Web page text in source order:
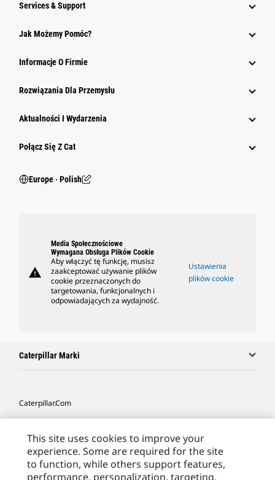
Services & Support
Jak Możemy Pomóc?
Informacje O Firmie
Rozwiązania Dla Przemysłu
Aktualności I Wydarzenia
Połącz Się Z Cat
Europe ‧ Polish
warning
Media Społecznościowe
Wymagana Obsługa Plików Cookie
Aby włączyć tę funkcję, musisz
zaakceptować używanie plików
cookie przeznaczonych do
targetowania, funkcjonalnych i
odpowiadających za wydajność.
Ustawienia
plików cookie
Caterpillar Marki
Caterpillar.com
Caterpillar Kontakt
Moje Preferencje Marketingowe
This site uses cookies to improve your
experience. Some are required for the site
to function, while others support features,
performance, personalization, targeting,